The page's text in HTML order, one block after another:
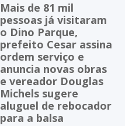
Mais de 81 mil
pessoas já visitaram
o Dino Parque,
prefeito Cesar assina
ordem serviço e
anuncia novas obras
e vereador Douglas
Michels sugere
aluguel de rebocador
para a balsa